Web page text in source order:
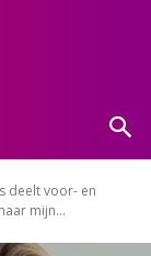
deelt voor- en
mijn...